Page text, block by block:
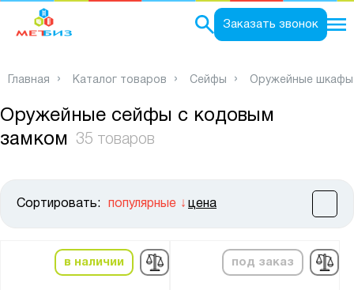
Заказать звонок
Главная Каталог товаров Сейфы Оружейные
Оружейные сейфы с кодовым
замком
35 товаров
Сортировать: популярные цена
в наличии под заказ